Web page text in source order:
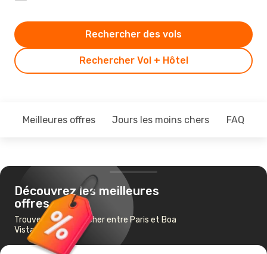
Rechercher Vol + Hôtel
Rechercher des vols
Meilleures offres Jours les moins chers FAQ
Découvrez les meilleures
offres
Trouvez un vol pas cher entre Paris et Boa
Vista